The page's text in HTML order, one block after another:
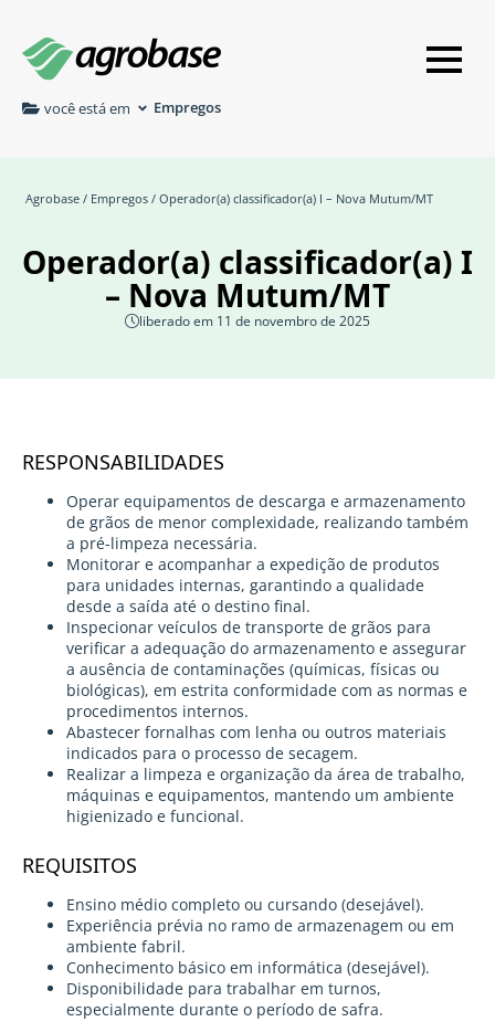
você está em Empregos
Agrobase / Empregos / Operador(a) classificador(a) I – Nova Mutum/MT
Operador(a) classificador(a) I
– Nova Mutum/MT
liberado em 11 de novembro de 2025
RESPONSABILIDADES
Operar equipamentos de descarga e armazenamento
de grãos de menor complexidade, realizando também
a pré-limpeza necessária.
Monitorar e acompanhar a expedição de produtos
para unidades internas, garantindo a qualidade
desde a saída até o destino final.
Inspecionar veículos de transporte de grãos para
verificar a adequação do armazenamento e assegurar
a ausência de contaminações (químicas, físicas ou
biológicas), em estrita conformidade com as normas e
procedimentos internos.
Abastecer fornalhas com lenha ou outros materiais
indicados para o processo de secagem.
Realizar a limpeza e organização da área de trabalho,
máquinas e equipamentos, mantendo um ambiente
higienizado e funcional.
REQUISITOS
Ensino médio completo ou cursando (desejável).
Experiência prévia no ramo de armazenagem ou em
ambiente fabril.
Conhecimento básico em informática (desejável).
Disponibilidade para trabalhar em turnos,
especialmente durante o período de safra.